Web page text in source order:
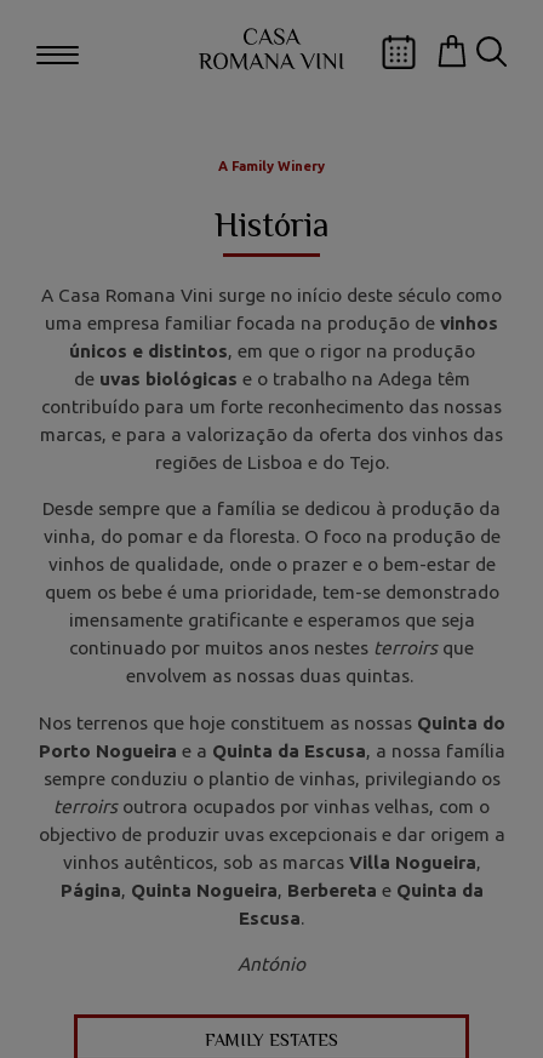
A Family Winery
História
A Casa Romana Vini surge no início deste século como
uma empresa familiar focada na produção de vinhos
únicos e distintos, em que o rigor na produção
deuvas biológicas e o trabalho na Adega têm
contribuído para um forte reconhecimento das nossas
marcas, e para a valorização da oferta dos vinhos das
regiões de Lisboa e do Tejo.
Desde sempre que a família se dedicou à produção da
vinha, do pomar e da floresta. O foco na produção de
vinhos de qualidade, onde o prazer e o bem-estar de
quem os bebe é uma prioridade, tem-se demonstrado
imensamente gratificante e esperamos que seja
continuado por muitos anos nestes terroirs que
envolvem as nossas duas quintas.
Nos terrenos que hoje constituem as nossas Quinta do
Porto Nogueira e a Quinta da Escusa, a nossa família
sempre conduziu o plantio de vinhas, privilegiando os
terroirsoutrora ocupados por vinhas velhas, com o
objectivo de produzir uvas excepcionais e dar origem a
vinhos autênticos, sob as marcas Villa Nogueira,
Página, Quinta Nogueira, Berbereta e Quinta da
Escusa.
António
FAMILY ESTATES